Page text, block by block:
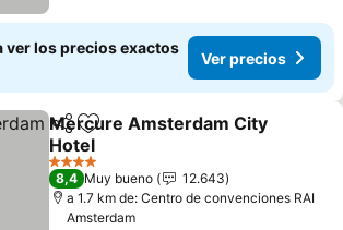
ver los precios exactos
Ver precios
CompartirAgregar a favoritos
Mercure Amsterdam City
Hotel
4 Estrellas
8,4 Muy bueno
12.643
a 1.7 km de: Centro de convenciones RAI
Amsterdam